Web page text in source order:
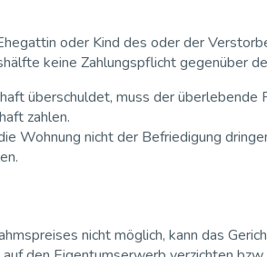
oder Kind des oder der
keine Zahlungspflicht gegenüber
überschuldet, muss der
zahlen.
nicht der Befriedigung
nicht möglich, kann das